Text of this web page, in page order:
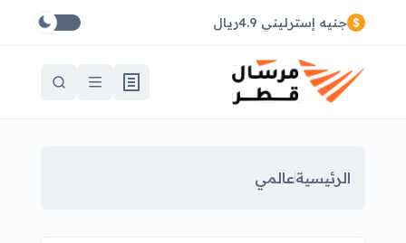
جنيه إسترليني 4.9ريال
الرئيسيةعالمي